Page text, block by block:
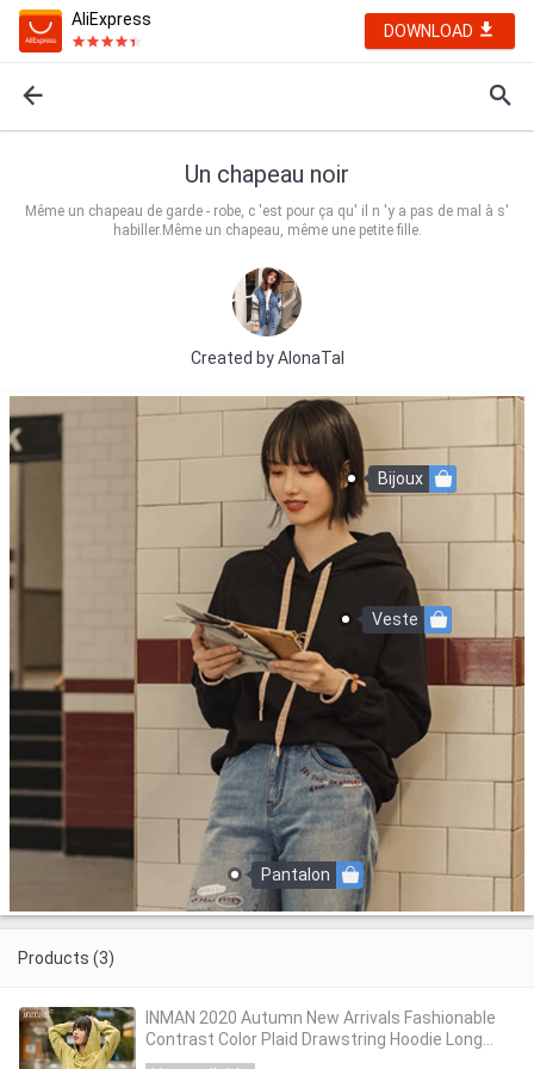
AliExpress
DOWNLOAD
Un chapeau noir
Même un chapeau de garde - robe, c 'est pour ça qu' il n 'y a pas de mal à s'
habiller.Même un chapeau, même une petite fille.
Created byAlonaTal
Veste
Pantalon
Bijoux
Products (3)
INMAN 2020 Autumn New Arrivals Fashionable
Contrast Color Plaid Drawstring Hoodie Long
Sleeve Cotton Cuff Button Sweatshirt